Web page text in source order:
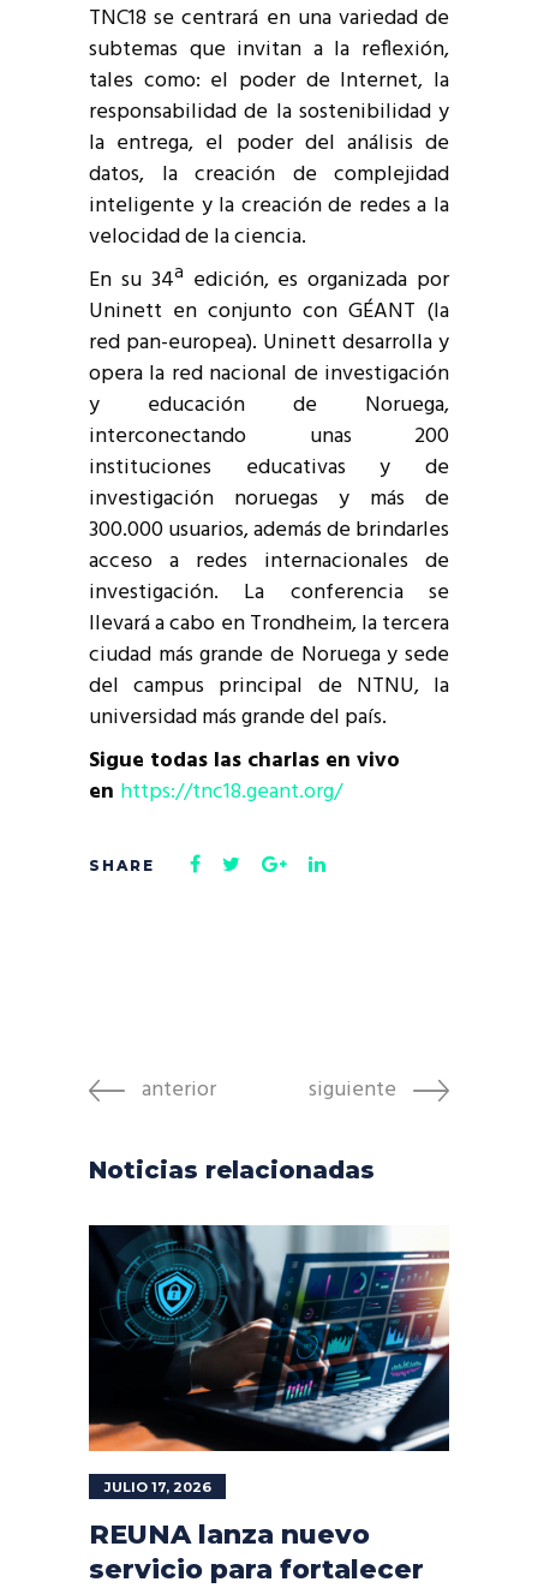
TNC18 se centrará en una variedad de
subtemas que invitan a la reflexión,
tales como: el poder de Internet, la
responsabilidad de la sostenibilidad y
la entrega, el poder del análisis de
datos, la creación de complejidad
inteligente y la creación de redes a la
velocidad de la ciencia.
En su 34ª edición, es organizada por
Uninett en conjunto con GÉANT (la
red pan-europea). Uninett desarrolla y
opera la red nacional de investigación
y educación de Noruega,
interconectando unas 200
instituciones educativas y de
investigación noruegas y más de
300.000 usuarios, además de brindarles
acceso a redes internacionales de
investigación. La conferencia se
llevará a cabo en Trondheim, la tercera
ciudad más grande de Noruega y sede
del campus principal de NTNU, la
universidad más grande del país.
Sigue todas las charlas en vivo
en https://tnc18.geant.org/
anterior siguiente
Noticias relacionadas
JULIO 17, 2026
REUNA lanza nuevo
servicio para fortalecer